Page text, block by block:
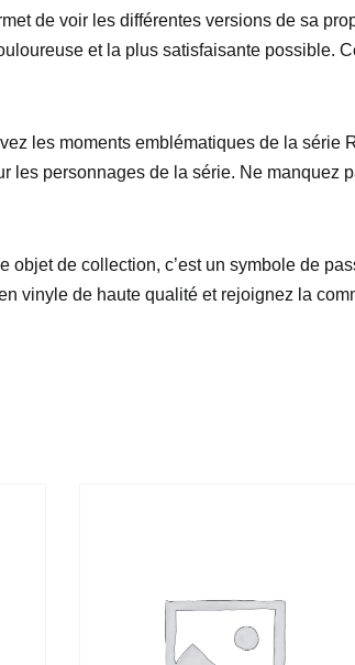
de voir les différentes versions de sa
et la plus satisfaisante possible.
les moments emblématiques de la série
les personnages de la série. Ne manquez
de collection, c’est un symbole de
vinyle de haute qualité et rejoignez la